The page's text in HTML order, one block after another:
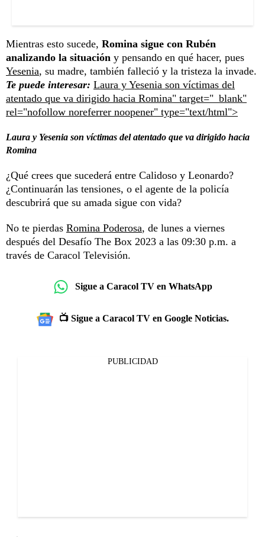
Mientras esto sucede, Romina sigue con Rubén
analizando la situación y pensando en qué hacer, pues
Yesenia, su madre, también falleció y la tristeza la invade.
Te puede interesar: Laura y Yesenia son víctimas del
atentado que va dirigido hacia Romina" target="_blank"
rel="nofollow noreferrer noopener" type="text/html">
Laura y Yesenia son víctimas del atentado que va dirigido hacia
Romina
¿Qué crees que sucederá entre Calidoso y Leonardo?
¿Continuarán las tensiones, o el agente de la policía
descubrirá que su amada sigue con vida?
No te pierdas Romina Poderosa, de lunes a viernes
después del Desafío The Box 2023 a las 09:30 p.m. a
través de Caracol Televisión.
Sigue a Caracol TV en WhatsApp
📺 Sigue a Caracol TV en Google Noticias.
PUBLICIDAD